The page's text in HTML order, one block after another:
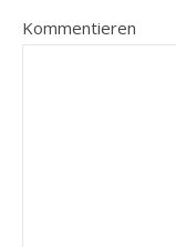
Kommentieren